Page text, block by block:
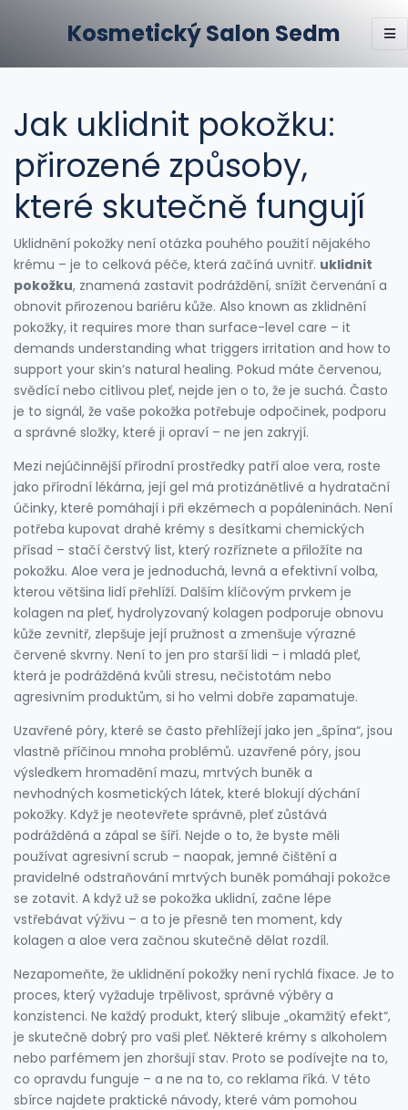
Kosmetický Salon Sedm
Jak uklidnit pokožku:
přirozené způsoby,
které skutečně fungují
Uklidnění pokožky není otázka pouhého použití nějakého
krému – je to celková péče, která začíná uvnitř. uklidnit
pokožku, znamená zastavit podráždění, snížit červenání a
obnovit přirozenou bariéru kůže. Also known as zklidnění
pokožky, it requires more than surface-level care – it
demands understanding what triggers irritation and how to
support your skin’s natural healing. Pokud máte červenou,
svědící nebo citlivou pleť, nejde jen o to, že je suchá. Často
je to signál, že vaše pokožka potřebuje odpočinek, podporu
a správné složky, které ji opraví – ne jen zakryjí.
Mezi nejúčinnější přírodní prostředky patří aloe vera, roste
jako přírodní lékárna, její gel má protizánětlivé a hydratační
účinky, které pomáhají i při ekzémech a popáleninách. Není
potřeba kupovat drahé krémy s desítkami chemických
přísad – stačí čerstvý list, který rozříznete a přiložíte na
pokožku. Aloe vera je jednoduchá, levná a efektivní volba,
kterou většina lidí přehlíží. Dalším klíčovým prvkem je
kolagen na pleť, hydrolyzovaný kolagen podporuje obnovu
kůže zevnitř, zlepšuje její pružnost a zmenšuje výrazné
červené skvrny. Není to jen pro starší lidi – i mladá pleť,
která je podrážděná kvůli stresu, nečistotám nebo
agresivním produktům, si ho velmi dobře zapamatuje.
Uzavřené póry, které se často přehlížejí jako jen „špína“, jsou
vlastně příčinou mnoha problémů. uzavřené póry, jsou
výsledkem hromadění mazu, mrtvých buněk a
nevhodných kosmetických látek, které blokují dýchání
pokožky. Když je neotevřete správně, pleť zůstává
podrážděná a zápal se šíří. Nejde o to, že byste měli
používat agresivní scrub – naopak, jemné čištění a
pravidelné odstraňování mrtvých buněk pomáhají pokožce
se zotavit. A když už se pokožka uklidní, začne lépe
vstřebávat výživu – a to je přesně ten moment, kdy
kolagen a aloe vera začnou skutečně dělat rozdíl.
Nezapomeňte, že uklidnění pokožky není rychlá fixace. Je to
proces, který vyžaduje trpělivost, správné výběry a
konzistenci. Ne každý produkt, který slibuje „okamžitý efekt“,
je skutečně dobrý pro vaši pleť. Některé krémy s alkoholem
nebo parfémem jen zhoršují stav. Proto se podívejte na to,
co opravdu funguje – a ne na to, co reklama říká. V této
sbírce najdete praktické návody, které vám pomohou